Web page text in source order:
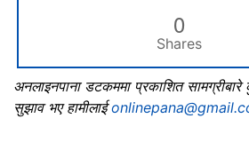
0
Shares
अनलाइनपाना डटकममा प्रकाशित
सुझाव भए हामीलाई